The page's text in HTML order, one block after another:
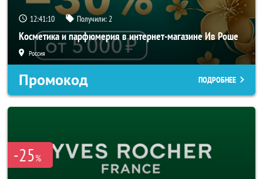
12:41:08 Получили:2
Косметика и парфюмерия в интернет-магазине Ив Роше
Россия
Промокод ПОДРОБНЕЕ
-25%